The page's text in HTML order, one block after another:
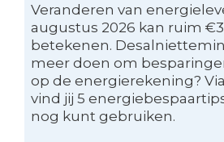
Veranderen van
augustus 2026 kan ruim
betekenen.
meer doen om
op de energierekening?
vind jij 5
nog kunt gebruiken.